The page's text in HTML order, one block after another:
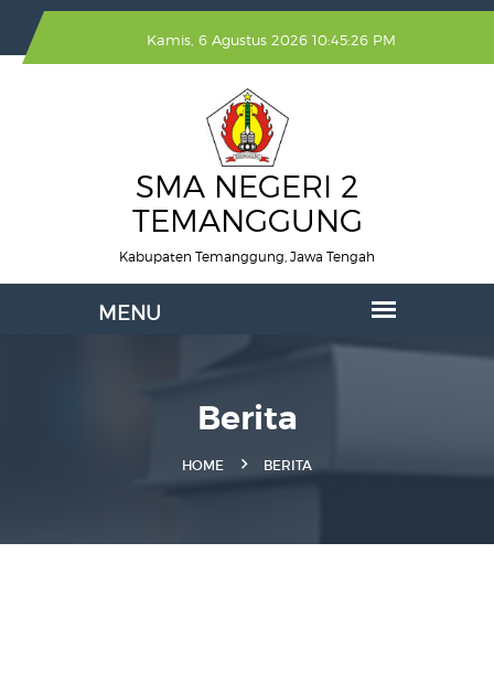
Kamis, 6 Agustus 2026 10:45:27 PM
SMA NEGERI 2
TEMANGGUNG
Kabupaten Temanggung, Jawa Tengah
Berita
HOME BERITA